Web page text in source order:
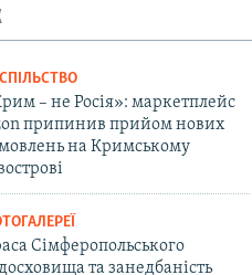
– не Росія»: маркетплейс
припинив прийом нових
на Кримському
Сімферопольського
та занедбаність